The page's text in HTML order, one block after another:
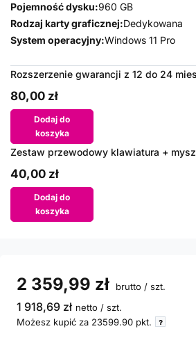
Pojemność dysku:960 GB
Rodzaj karty graficznej:Dedykowana
System operacyjny:Windows 11 Pro
Rozszerzenie gwarancji z 12 do 24
80,00 zł
Dodaj do
koszyka
Zestaw przewodowy klawiatura +
40,00 zł
Dodaj do
koszyka
2 359,99 zł brutto / szt.
1 918,69 zł netto / szt.
Możesz kupić za 23599.90 pkt.